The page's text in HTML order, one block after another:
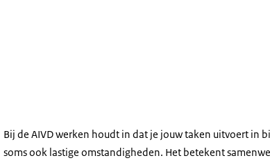
Bij de AIVD werken houdt in dat je jouw taken uitvoert in
soms ook lastige omstandigheden. Het betekent